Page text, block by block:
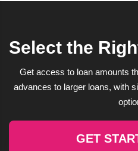
Select the
Get access to loan amounts
advances to larger loans, with
GET